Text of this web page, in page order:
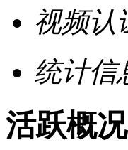
视频认
统计信
活跃概况